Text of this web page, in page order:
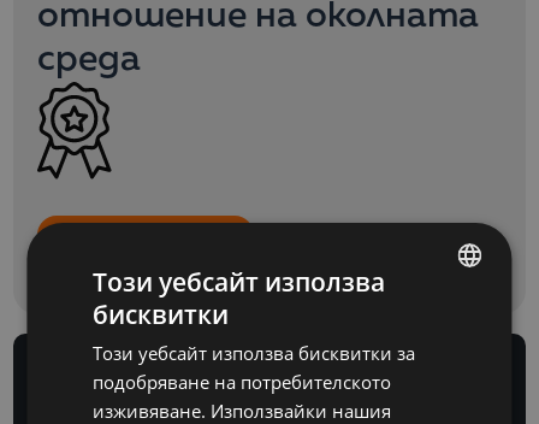
отношение на околната
среда
ENGLISH
Този уебсайт използва
бисквитки
Този уебсайт използва бисквитки за
подобряване на потребителското
изживяване. Използвайки нашия